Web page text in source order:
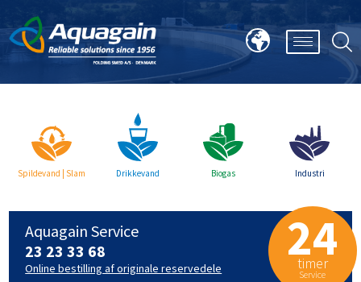
24
timer
Service
Aquagain Service
23 23 33 68
Online bestilling af originale reservedele
Spildevand | Slam Drikkevand Biogas Industri